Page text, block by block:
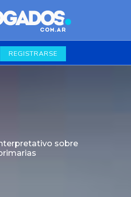
REGISTRARSE
sobre